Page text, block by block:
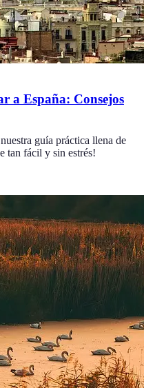
a España: Consejos
guía práctica llena de
tan fácil y sin estrés!